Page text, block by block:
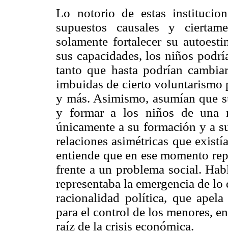
Lo notorio de estas
supuestos causales y
solamente fortalecer su
sus capacidades, los niños
tanto que hasta podrían
imbuidas de cierto voluntarismo
y más. Asimismo, asumían que
y formar a los niños de una
únicamente a su formación y a
relaciones asimétricas que
entiende que en ese momento
frente a un problema social.
representaba la emergencia de
racionalidad política, que
para el control de los menores,
raíz de la crisis económica.